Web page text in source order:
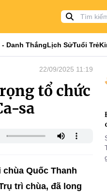
Danh ThắngLịch SửTuổi Trẻ
22/09/2025 11:19
tổ chức
sa
chùa Quốc Thanh
trì chùa, đã long